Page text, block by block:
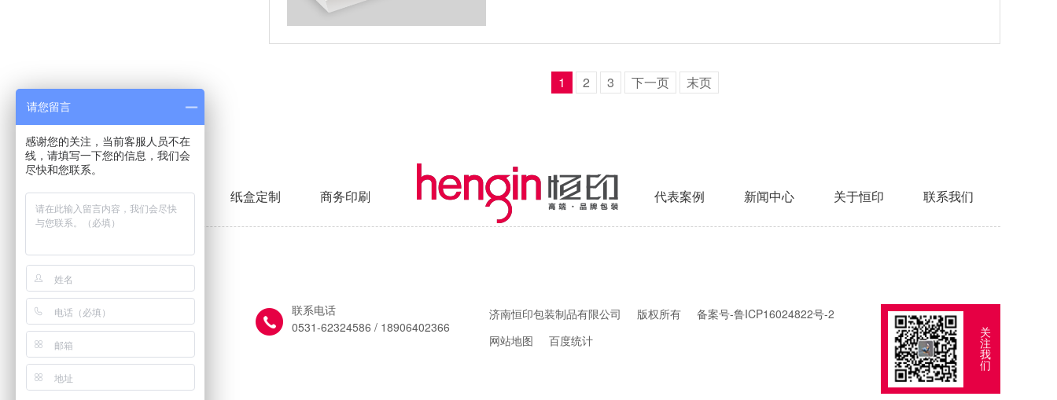
1 2 3 下一页 末页
首页 礼盒定制 纸盒定制 商务印刷 代表案例 新闻中心 关于恒印 联系我们
地址
历城区华山工业园
联系电话
0531-62324586 / 18906402366
3066944645@qq.com
济南恒印包装制品有限公司 版权所有 备案号-鲁ICP16024822号-2
网站地图
百度统计
关
注
我
们
请您留言
感谢您的关注，当前客服人员不在
线，请填写一下您的信息，我们会
尽快和您联系。